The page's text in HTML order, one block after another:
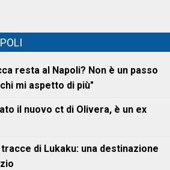
resta al Napoli? Non è un passo
mi aspetto di più"
il nuovo ct di Olivera, è un ex
di Lukaku: una destinazione